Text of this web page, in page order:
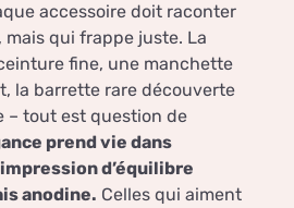
accessoire doit raconter
qui frappe juste. La
fine, une manchette
la barrette rare découverte
– tout est question de
prend vie dans
d’équilibre
anodine. Celles qui aiment